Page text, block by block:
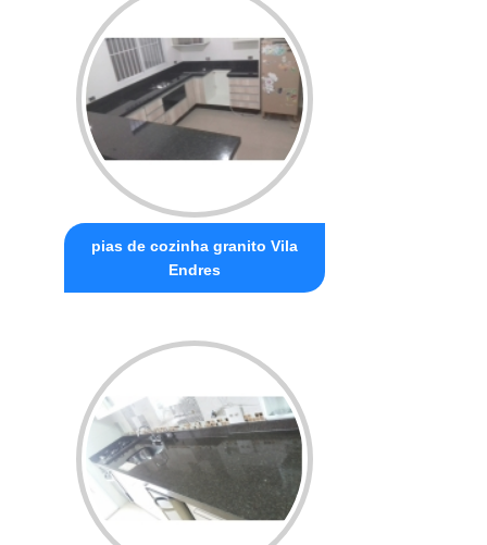
pias de cozinha granito Vila
Endres